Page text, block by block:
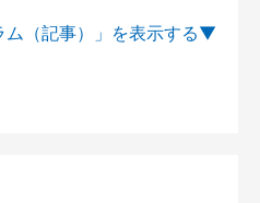
（記事）」を